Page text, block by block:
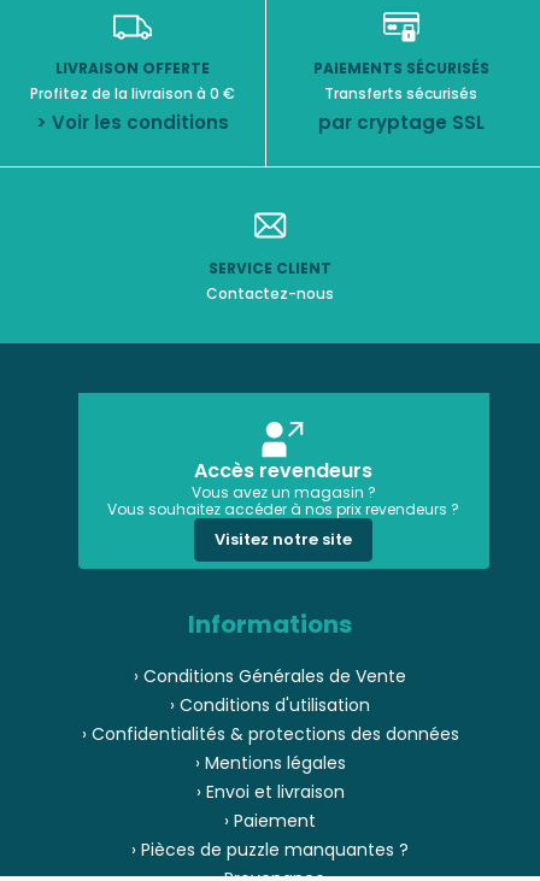
LIVRAISON OFFERTE
Profitez de la livraison à 0 €
> Voir les conditions
PAIEMENTS SÉCURISÉS
Transferts sécurisés
par cryptage SSL
SERVICE CLIENT
Contactez-nous
Accès revendeurs
Vous avez un magasin ?
Vous souhaitez accéder à nos prix revendeurs ?
Visitez notre site
Informations
› Conditions Générales de Vente
› Conditions d'utilisation
› Confidentialités & protections des données
› Mentions légales
› Envoi et livraison
› Paiement
› Pièces de puzzle manquantes ?